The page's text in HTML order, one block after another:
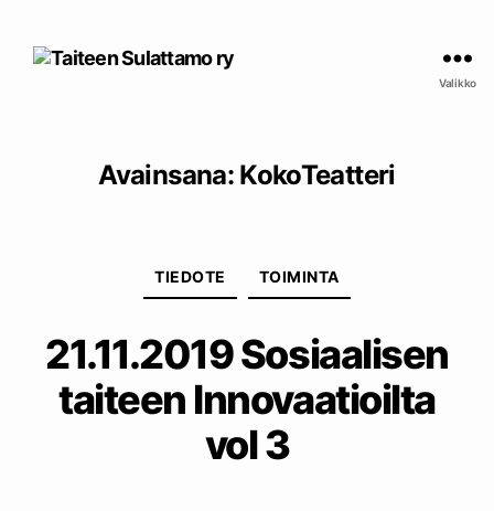
Valikko
Avainsana: KokoTeatteri
TIEDOTE TOIMINTA
21.11.2019 Sosiaalisen
taiteen Innovaatioilta
vol 3